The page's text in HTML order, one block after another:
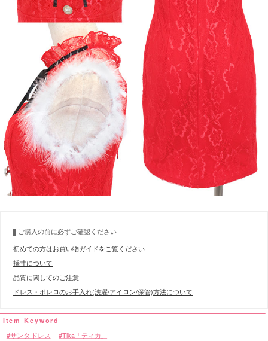
ご購入の前に必ずご確認ください
初めての方はお買い物ガイドをご覧ください
採寸について
品質に関してのご注意
ドレス・ボレロのお手入れ(洗濯/アイロン/保管)方法について
サンタ ドレス Tika「ティカ」